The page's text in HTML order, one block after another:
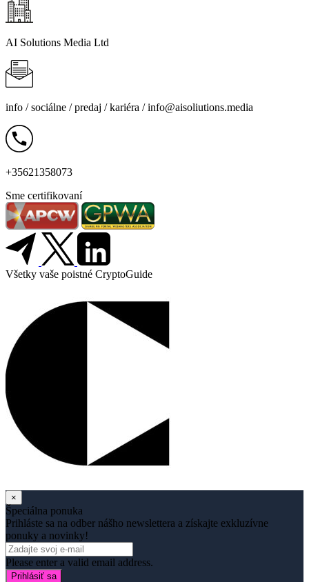
AI Solutions Media Ltd
info /sociálne /predaj /kariéra /info@aisoliutions.media
+35621358073
Sme certifikovaní
Všetky vaše poistné CryptoGuide
×
Špeciálna ponuka
Prihláste sa na odber nášho newslettera a získajte exkluzívne
ponuky a novinky!
Please enter a valid email address.
Prihlásiť sa